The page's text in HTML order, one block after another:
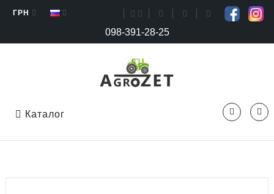
ГРН
098-391-28-25
Каталог